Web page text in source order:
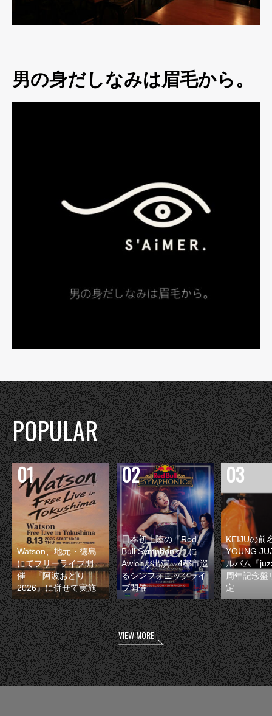
男の身だしなみは眉毛から。
POPULAR
Watson、地元・徳島
にてフリーライブ開
催 『阿波おどり
2026』に併せて実施
日本初上陸の『Red
Bull Symphonic』に
Awichが出演 4都市巡
るシンフォニックライ
ブ開催
KEIJUの前
YOUNG
ルバム『
周年記念盤
定
VIEW MORE